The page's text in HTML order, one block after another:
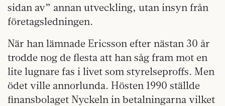
sidan av” annan utveckling, utan insyn från
företagsledningen.
När han lämnade Ericsson efter nästan 30 år
trodde nog de flesta att han såg fram mot en
lite lugnare fas i livet som styrelseproffs. Men
ödet ville annorlunda. Hösten 1990 ställde
finansbolaget Nyckeln in betalningarna vilket